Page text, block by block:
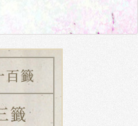
百籤
籤